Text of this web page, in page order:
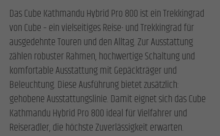
Das Cube Kathmandu Hybrid Pro 800 ist ein Trekkingrad
von Cube – ein vielseitiges Reise- und Trekkingrad für
ausgedehnte Touren und den Alltag. Zur Ausstattung
zählen robuster Rahmen, hochwertige Schaltung und
komfortable Ausstattung mit Gepäckträger und
Beleuchtung. Diese Ausführung bietet zusätzlich:
gehobene Ausstattungslinie. Damit eignet sich das Cube
Kathmandu Hybrid Pro 800 ideal für Vielfahrer und
Reiseradler, die höchste Zuverlässigkeit erwarten.